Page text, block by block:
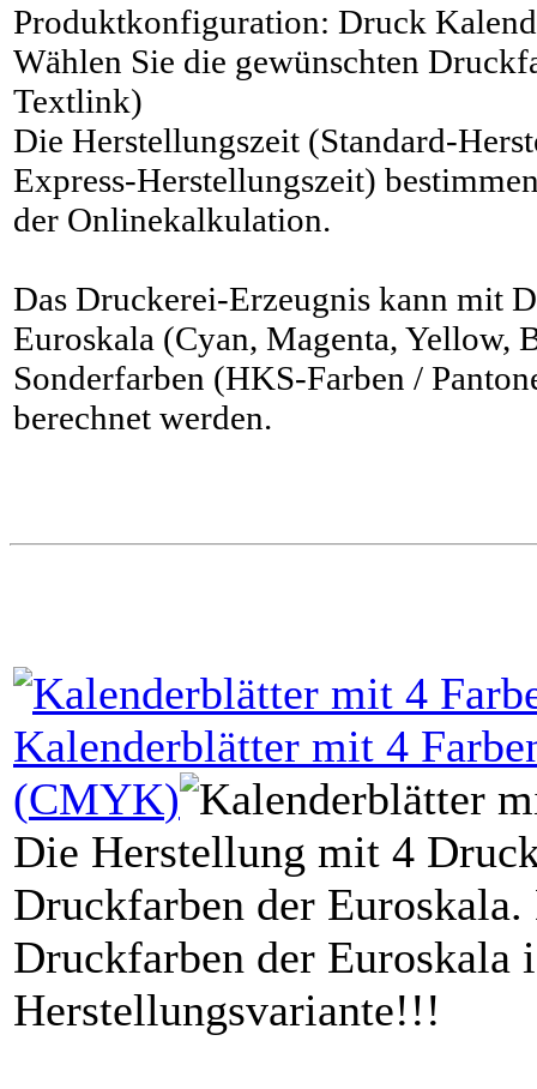
Produktkonfiguration: Druck
Wählen Sie die gewünschten
Textlink)
Die Herstellungszeit (Standard-
Express-Herstellungszeit)
der Onlinekalkulation.
Das Druckerei-Erzeugnis kann mit
Euroskala (Cyan, Magenta, Yellow,
Sonderfarben (HKS-Farben /
berechnet werden.
Kalenderblätter mit 4
(CMYK)
Die Herstellung mit 4
Druckfarben der
Druckfarben der Euroskala
Herstellungsvariante!!!